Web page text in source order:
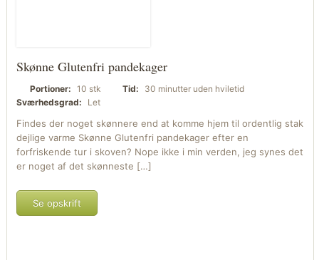
Skønne Glutenfri pandekager
Portioner: 10 stk Tid:
30 minutter uden hviletid
Sværhedsgrad:
Let
Findes der noget skønnere end at komme hjem til ordentlig stak
dejlige varme Skønne Glutenfri pandekager efter en
forfriskende tur i skoven? Nope ikke i min verden, jeg synes det
er noget af det skønneste […]
Se opskrift